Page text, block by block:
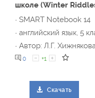
школе (Winter
· SMART Notebook 14
· английский язык, 5
· Автор: Л.Г.
0 +1
Скачать